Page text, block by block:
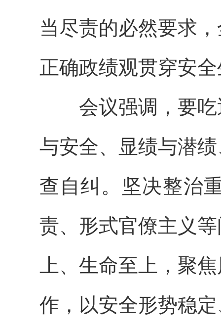
当尽责的必然要求
正确政绩观贯穿安
会议强调，要
与安全、显绩与潜
查自纠。坚决整治
责、形式官僚主义
上、生命至上，聚
作，以安全形势稳